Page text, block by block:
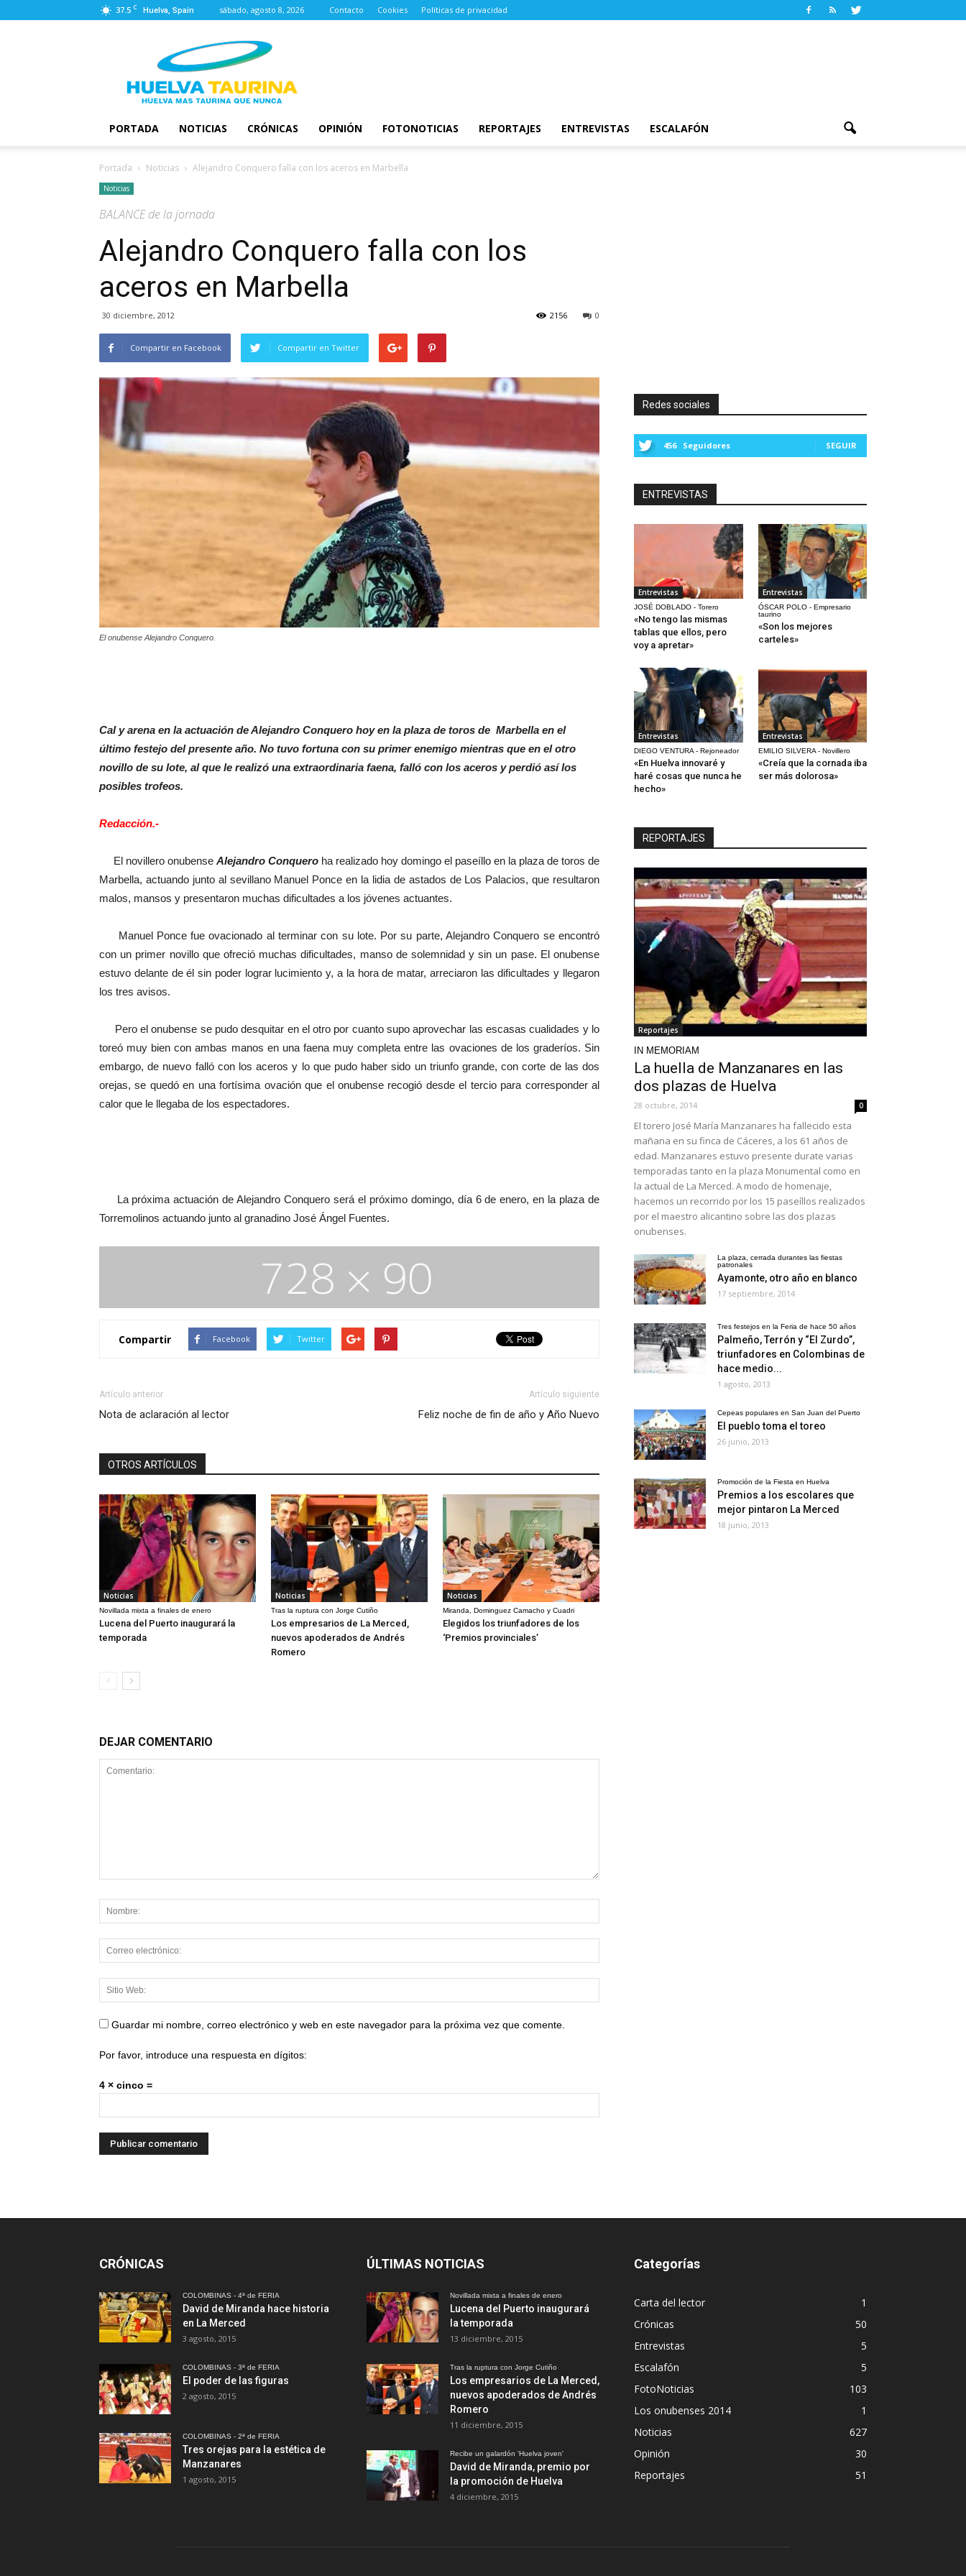
37.5 C Huelva, Spain sábado, agosto 8, 2026 Contacto Cookies Políticas de privacidad
Taurina
PORTADA NOTICIAS CRÓNICAS OPINIÓN FOTONOTICIAS REPORTAJES ENTREVISTAS ESCALAFÓN
Portada Noticias Alejandro Conquero falla con los aceros en Marbella
Noticias
BALANCE de la jornada
Alejandro Conquero falla con los
aceros en Marbella
30 diciembre, 2012 0
2156
Compartir en Facebook Compartir en Twitter
El onubense Alejandro Conquero.
Cal y arena en la actuación de Alejandro Conquero hoy en la plaza de toros de Marbella en el
último festejo del presente año. No tuvo fortuna con su primer enemigo mientras que en el otro
novillo de su lote, al que le realizó una extraordinaria faena, falló con los aceros y perdió así los
posibles trofeos.
Redacción.-
El novillero onubense Alejandro Conquero ha realizado hoy domingo el paseíllo en la plaza de toros de
Marbella, actuando junto al sevillano Manuel Ponce en la lidia de astados de Los Palacios, que resultaron
malos, mansos y presentaron muchas dificultades a los jóvenes actuantes.
Manuel Ponce fue ovacionado al terminar con su lote. Por su parte, Alejandro Conquero se encontró
con un primer novillo que ofreció muchas dificultades, manso de solemnidad y sin un pase. El onubense
estuvo delante de él sin poder lograr lucimiento y, a la hora de matar, arreciaron las dificultades y llegaron
los tres avisos.
Pero el onubense se pudo desquitar en el otro por cuanto supo aprovechar las escasas cualidades y lo
toreó muy bien con ambas manos en una faena muy completa entre las ovaciones de los graderíos. Sin
embargo, de nuevo falló con los aceros y lo que pudo haber sido un triunfo grande, con corte de las dos
orejas, se quedó en una fortísima ovación que el onubense recogió desde el tercio para corresponder al
calor que le llegaba de los espectadores.
La próxima actuación de Alejandro Conquero será el próximo domingo, día 6 de enero, en la plaza de
Torremolinos actuando junto al granadino José Ángel Fuentes.
Compartir Facebook Twitter
Artículo anterior
Nota de aclaración al lector
Artículo siguiente
Feliz noche de fin de año y Año Nuevo
OTROS ARTÍCULOS
Noticias
Novillada mixta a finales de enero
Lucena del Puerto inaugurará la
temporada
Noticias
Tras la ruptura con Jorge Cutiño
Los empresarios de La Merced,
nuevos apoderados de Andrés
Romero
Noticias
Miranda, Dominguez Camacho y Cuadri
Elegidos los triunfadores de los
‘Premios provinciales’
DEJAR COMENTARIO
Guardar mi nombre, correo electrónico y web en este navegador para la próxima vez que comente.
Por favor, introduce una respuesta en dígitos:
4 × cinco =
Redes sociales
456 Seguidores SEGUIR
ENTREVISTAS
Entrevistas
JOSÉ DOBLADO - Torero
«No tengo las mismas
tablas que ellos, pero
voy a apretar»
Entrevistas
ÓSCAR POLO - Empresario
taurino
«Son los mejores
carteles»
Entrevistas
DIEGO VENTURA - Rejoneador
«En Huelva innovaré y
haré cosas que nunca he
hecho»
Entrevistas
EMILIO SILVERA - Novillero
«Creía que la cornada iba
ser más dolorosa»
REPORTAJES
Reportajes
IN MEMORIAM
La huella de Manzanares en las
dos plazas de Huelva
28 octubre, 2014 0
El torero José María Manzanares ha fallecido esta
mañana en su finca de Cáceres, a los 61 años de
edad. Manzanares estuvo presente durate varias
temporadas tanto en la plaza Monumental como en
la actual de La Merced. A modo de homenaje,
hacemos un recorrido por los 15 paseíllos realizados
por el maestro alicantino sobre las dos plazas
onubenses.
La plaza, cerrada durantes las fiestas
patronales
Ayamonte, otro año en blanco
17 septiembre, 2014
Tres festejos en la Feria de hace 50 años
Palmeño, Terrón y “El Zurdo”,
triunfadores en Colombinas de
hace medio...
1 agosto, 2013
Cepeas populares en San Juan del Puerto
El pueblo toma el toreo
26 junio, 2013
Promoción de la Fiesta en Huelva
Premios a los escolares que
mejor pintaron La Merced
18 junio, 2013
CRÓNICAS
COLOMBINAS - 4ª de FERIA
David de Miranda hace historia
en La Merced
3 agosto, 2015
COLOMBINAS - 3ª de FERIA
El poder de las figuras
2 agosto, 2015
COLOMBINAS - 2ª de FERIA
Tres orejas para la estética de
Manzanares
1 agosto, 2015
ÚLTIMAS NOTICIAS
Novillada mixta a finales de enero
Lucena del Puerto inaugurará
la temporada
13 diciembre, 2015
Tras la ruptura con Jorge Cutiño
Los empresarios de La Merced,
nuevos apoderados de Andrés
Romero
11 diciembre, 2015
Recibe un galardón 'Huelva joven'
David de Miranda, premio por
la promoción de Huelva
4 diciembre, 2015
Categorías
Carta del lector
1
Crónicas
50
Entrevistas
5
Escalafón
5
FotoNoticias
103
Los onubenses 2014
1
Noticias
627
Opinión
30
Reportajes
51